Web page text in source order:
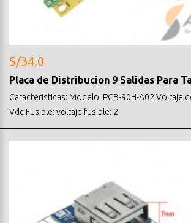
S/34.0
Placa de Distribucion 9 Salidas Para
Caracteristicas: Modelo: PCB-90H-A02 Voltaje
Vdc Fusible: voltaje fusible: 2..